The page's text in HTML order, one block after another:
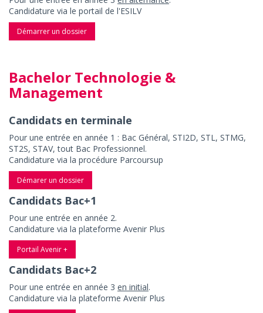
Candidature via le portail de l'ESILV
Démarrer un dossier
Bachelor Technologie &
Management
Candidats en terminale
Pour une entrée en année 1 : Bac Général, STI2D, STL, STMG,
ST2S, STAV, tout Bac Professionnel.
Candidature via la procédure Parcoursup
Démarer un dossier
Candidats Bac+1
Pour une entrée en année 2.
Candidature via la plateforme Avenir Plus
Portail Avenir +
Candidats Bac+2
Pour une entrée en année 3 en initial.
Candidature via la plateforme Avenir Plus